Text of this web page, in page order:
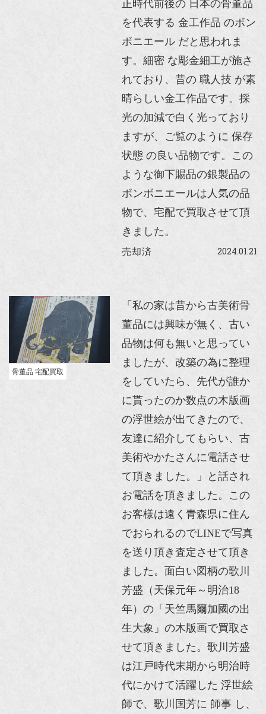
正時代前後の 日本の骨董品
を代表する 金工作品 のボン
ボニエール だと思われま
す。細密 な彫金細工が施さ
れており、昔の 職人技 が素
晴らしい金工作品です。採
光の加減で白く光っており
ますが、ご覧のように 保存
状態 の良い品物です。この
ような御下賜品の銀製品の
ボンボニエールは人気の品
物で、宅配で買取させて頂
きました。
売却済 2024.01.21
骨董品 宅配買取
「私の家は昔から古美術骨
董品には興味が無く、古い
品物は何も無いと思ってい
ましたが、改築の為に整理
をしていたら、先代が誰か
に貰ったのか数点の木版画
の浮世絵が出てきたので、
友達に紹介してもらい、古
美術やかたさんに電話させ
て頂きました。」と話され
お電話を頂きました。この
お客様は遠く青森県に住ん
でおられるのでLINEで写真
を送り頂き査定させて頂き
ました。面白い図柄の歌川
芳盛（天保元年～明治18
年）の「天竺馬爾加國の出
生大象」の木版画で買取さ
せて頂きました。歌川芳盛
は江戸時代末期から明治時
代にかけて活躍した 浮世絵
師で、歌川国芳に 師事 し、